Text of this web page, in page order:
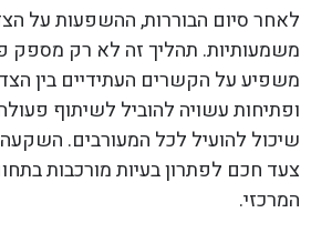
לאחר סיום הבוררות, ההשפעות על
משמעותיות. תהליך זה לא רק מספק
משפיע על הקשרים העתידיים בין
ופתיחות עשויה להוביל לשיתוף
שיכול להועיל לכל המעורבים. השקעה
צעד חכם לפתרון בעיות מורכבות
המרכזי.